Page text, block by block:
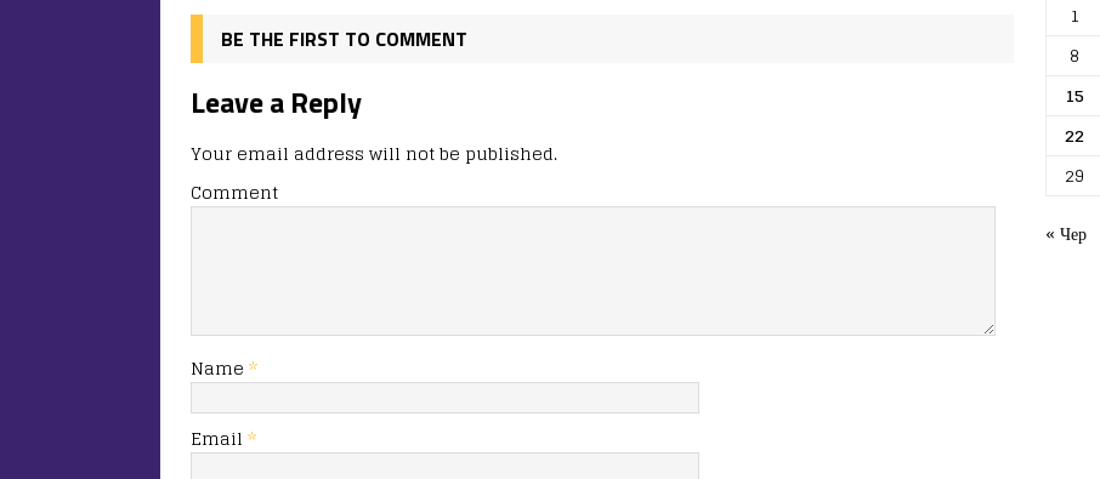
o n я
BE THE FIRST TO COMMENT
Leave a Reply
Your email address will not be published.
Comment
Name *
Email *
1
8
15
22
29
« Чер